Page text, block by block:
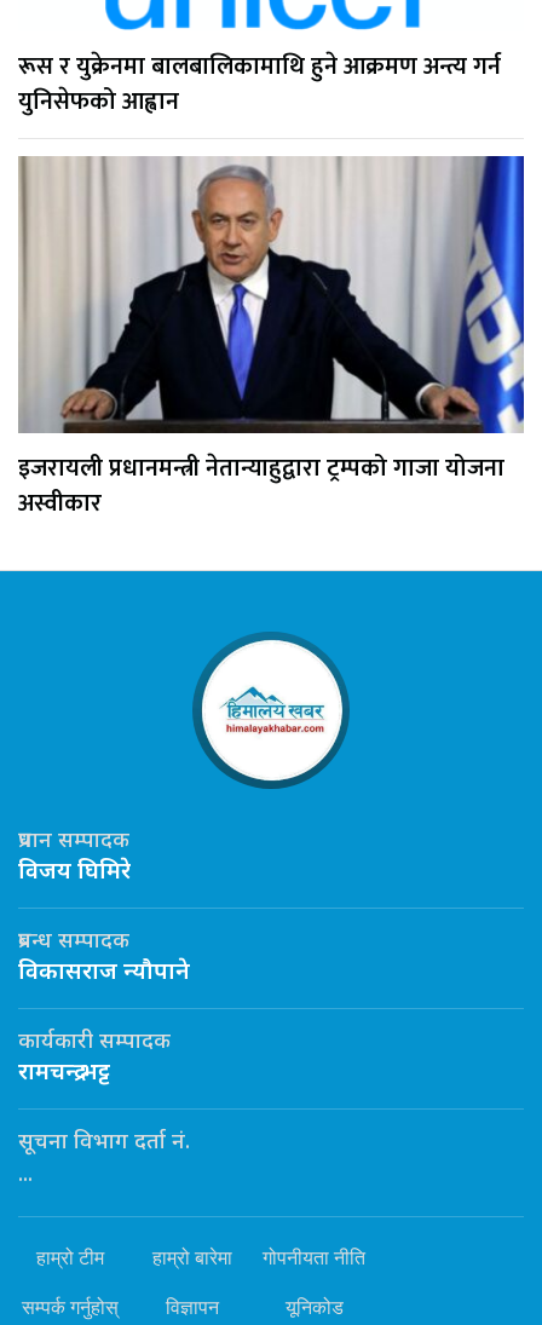
रूस र युक्रेनमा बालबालिकामाथि हुने आक्रमण अन्त्य गर्न
युनिसेफको आह्वान
इजरायली प्रधानमन्त्री नेतान्याहुद्वारा ट्रम्पको गाजा योजना
अस्वीकार
प्रधान सम्पादक
विजय घिमिरे
प्रबन्ध सम्पादक
विकासराज न्यौपाने
कार्यकारी सम्पादक
रामचन्द्र भट्ट
सूचना विभाग दर्ता नं.
...
हाम्रो टीम हाम्रो बारेमा गोपनीयता नीति
सम्पर्क गर्नुहोस् विज्ञापन यूनिकोड